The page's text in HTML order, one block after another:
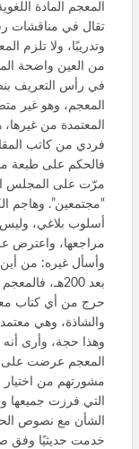
المعجم المادة
تقال في مناقشات
وتدريبًا، ولا تلزم
من العين واضحة
في رأس التعريف
المعجم، وهو غير
المعتمدة من
فردي من كاتب
فالحكم على طبعة
مرّت على المجلس
“مجتمعين”. وهاجم
أسلوب بلاغي، وليس
مراجعها، واعترض
وأسأل غيره: من أين
بعد 200هـ،
حرج من أي كتاب
والشاذة، وهي
وهذا حجة، وأرى
المعجم عرضت على
مشورتهم من
التي فرزت جميعها
الشأن مع نصوص
خدمت حديثيًا وفق